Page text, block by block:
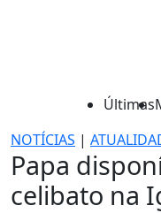
Últimas
NOTÍCIAS |
Papa
celibato na